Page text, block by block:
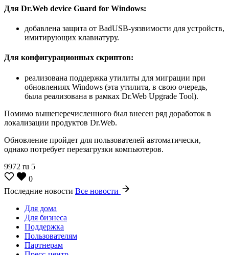
Для Dr.Web device Guard for Windows:
добавлена защита от BadUSB-уязвимости для устройств,
имитирующих клавиатуру.
Для конфигурационных скриптов:
реализована поддержка утилиты для миграции при
обновлениях Windows (эта утилита, в свою очередь,
была реализована в рамках Dr.Web Upgrade Tool).
Помимо вышеперечисленного был внесен ряд доработок в
локализации продуктов Dr.Web.
Обновление пройдет для пользователей автоматически,
однако потребует перезагрузки компьютеров.
9972 ru 5
0
Последние новости Все новости
Для дома
Для бизнеса
Поддержка
Пользователям
Партнерам